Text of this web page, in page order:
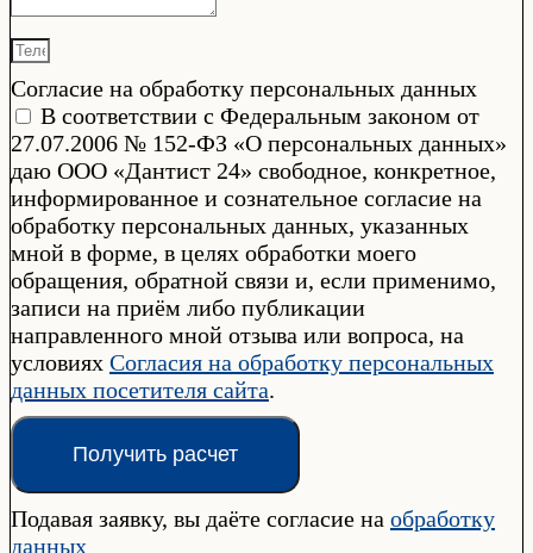
Согласие на обработку персональных данных
В соответствии с Федеральным законом от
27.07.2006 № 152-ФЗ «О персональных данных»
даю ООО «Дантист 24» свободное, конкретное,
информированное и сознательное согласие на
обработку персональных данных, указанных
мной в форме, в целях обработки моего
обращения, обратной связи и, если применимо,
записи на приём либо публикации
направленного мной отзыва или вопроса, на
условиях Согласия на обработку персональных
данных посетителя сайта.
Получить расчет
Подавая заявку, вы даёте согласие на обработку
данных